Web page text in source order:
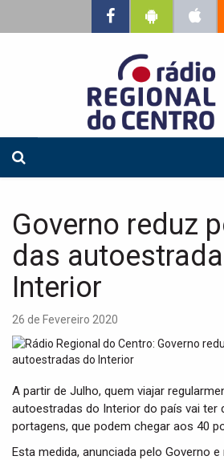
Governo reduz
das
Interior
26 de Fevereiro 2020
A partir de Julho, quem viajar
autoestradas do Interior do país vai ter
portagens, que podem chegar aos 40
Esta medida, anunciada pelo Governo